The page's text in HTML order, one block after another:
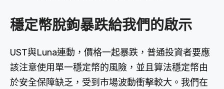
穩定幣脫鉤暴跌給我們的啟示
UST與Luna連動，價格一起暴跌，普通投資者要應
該注意使用單一穩定幣的風險，並且算法穩定幣由
於安全保障缺乏，受到市場波動衝擊較大。我們在